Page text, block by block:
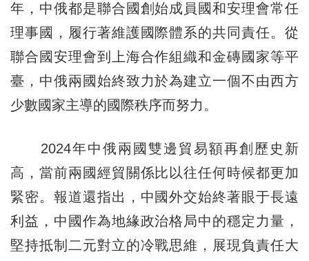
年，中俄都是聯合國創始成員國和安理會常任
理事國，履行著維護國際體系的共同責任。從
聯合國安理會到上海合作組織和金磚國家等平
臺，中俄兩國始終致力於為建立一個不由西方
少數國家主導的國際秩序而努力。
2024年中俄兩國雙邊貿易額再創歷史新
高，當前兩國經貿關係比以往任何時候都更加
緊密。報道還指出，中國外交始終著眼于長遠
利益，中國作為地緣政治格局中的穩定力量，
堅持抵制二元對立的冷戰思維，展現負責任大